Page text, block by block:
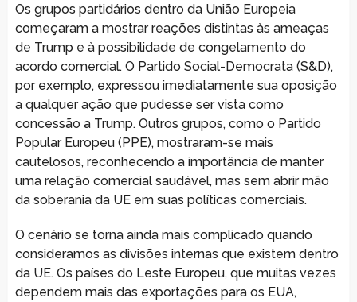
Os grupos partidários dentro da União Europeia
começaram a mostrar reações distintas às ameaças
de Trump e à possibilidade de congelamento do
acordo comercial. O Partido Social-Democrata (S&D),
por exemplo, expressou imediatamente sua oposição
a qualquer ação que pudesse ser vista como
concessão a Trump. Outros grupos, como o Partido
Popular Europeu (PPE), mostraram-se mais
cautelosos, reconhecendo a importância de manter
uma relação comercial saudável, mas sem abrir mão
da soberania da UE em suas políticas comerciais.
O cenário se torna ainda mais complicado quando
consideramos as divisões internas que existem dentro
da UE. Os países do Leste Europeu, que muitas vezes
dependem mais das exportações para os EUA,